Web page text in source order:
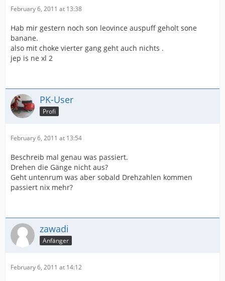
February 6, 2011 at 13:38
Hab mir gestern noch son leovince auspuff geholt sone
banane.
also mit choke vierter gang geht auch nichts .
jep is ne xl 2
PK-User
Profi
February 6, 2011 at 13:54
Beschreib mal genau was passiert.
Drehen die Gänge nicht aus?
Geht untenrum was aber sobald Drehzahlen kommen
passiert nix mehr?
zawadi
Anfänger
February 6, 2011 at 14:12